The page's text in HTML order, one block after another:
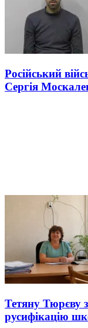
Російський
Сергія
Тетяну Тюрєву
русифікацію